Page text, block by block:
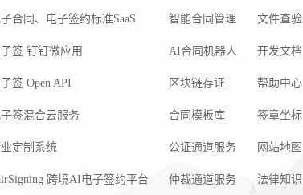
合同、电子签约标准SaaS
签 钉钉微应用
签 Open API
签混合云服务
定制系统
跨境AI电子签约平台
智能合同管理
AI合同机器人
区块链存证
合同模板库
公证通道服务
仲裁通道服务
文件查验
开发文档
帮助中心
签章坐标
网站地图
法律知识